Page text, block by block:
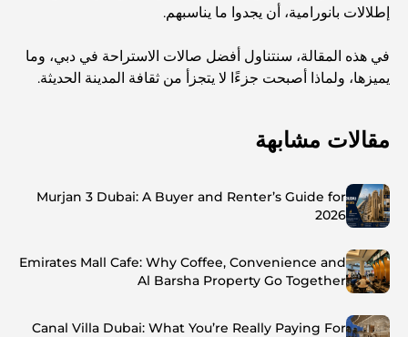
إطلالات بانورامية، أن يجدوا ما يناسبهم.
في هذه المقالة، سنتناول أفضل صالات الاستراحة في دبي، وما
يميزها، ولماذا أصبحت جزءًا لا يتجزأ من ثقافة المدينة الحديثة.
مقالات مشابهة
Murjan 3 Dubai: A Buyer and Renter’s Guide for
2026
Emirates Mall Cafe: Why Coffee, Convenience and
Al Barsha Property Go Together
Canal Villa Dubai: What You’re Really Paying For